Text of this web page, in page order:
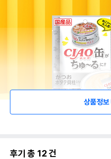
상품정보
후기 총 12건